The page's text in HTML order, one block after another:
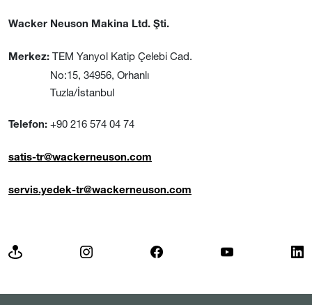
Wacker Neuson Makina Ltd. Şti.
Merkez: TEM Yanyol Katip Çelebi Cad.
No:15, 34956, Orhanlı
Tuzla/İstanbul
Telefon: +90 216 574 04 74
satis-tr@wackerneuson.com
servis.yedek-tr@wackerneuson.com